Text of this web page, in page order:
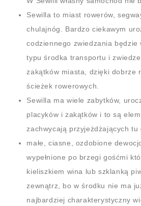
Sewilla to miast rowerów,
chulajnóg. Bardzo ciekawym
codziennego zwiedzania będzie
typu środka transportu i
zakątków miasta, dzięki dobrze
ścieżek rowerowych.
Sewilla ma wiele zabytków,
placyków i zakątków i to są
zachwycają przyjeżdżających tu
małe, ciasne, ozdobione
wypełnione po brzegi gośćmi
kieliszkiem wina lub szklanką
zewnątrz, bo w środku nie ma
najbardziej charakterystyczny